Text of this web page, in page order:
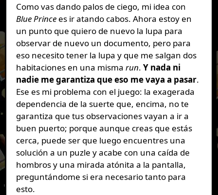
Como vas dando palos de ciego, mi idea con
Blue Princees ir atando cabos. Ahora estoy en
un punto que quiero de nuevo la lupa para
observar de nuevo un documento, pero para
eso necesito tener la lupa y que me salgan dos
habitaciones en una misma run. Y nada ni
nadie me garantiza que eso me vaya a pasar.
Ese es mi problema con el juego: la exagerada
dependencia de la suerte que, encima, no te
garantiza que tus observaciones vayan a ir a
buen puerto; porque aunque creas que estás
cerca, puede ser que luego encuentres una
solución a un puzle y acabe con una caída de
hombros y una mirada atónita a la pantalla,
preguntándome si era necesario tanto para
esto.